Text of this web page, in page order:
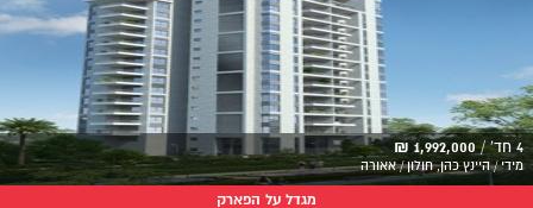
4 חד' / 1,992,000 ₪
מידי / היינץ כהן, חולון / אאורה
מגדל על הפארק